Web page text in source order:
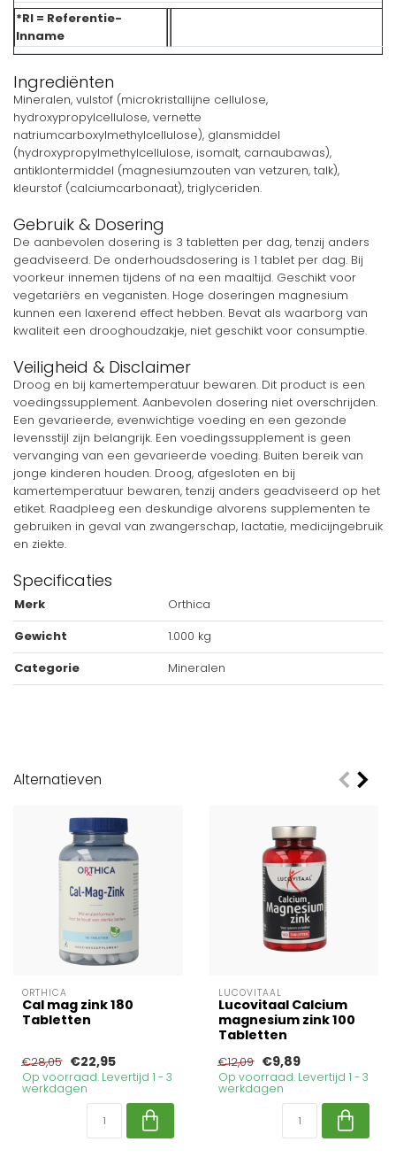
*RI = Referentie-
Inname
Ingrediënten
Mineralen, vulstof (microkristallijne cellulose,
hydroxypropylcellulose, vernette
natriumcarboxylmethylcellulose), glansmiddel
(hydroxypropylmethylcellulose, isomalt, carnaubawas),
antiklontermiddel (magnesiumzouten van vetzuren, talk),
kleurstof (calciumcarbonaat), triglyceriden.
Gebruik & Dosering
De aanbevolen dosering is 3 tabletten per dag, tenzij anders
geadviseerd. De onderhoudsdosering is 1 tablet per dag. Bij
voorkeur innemen tijdens of na een maaltijd. Geschikt voor
vegetariërs en veganisten. Hoge doseringen magnesium
kunnen een laxerend effect hebben. Bevat als waarborg van
kwaliteit een drooghoudzakje, niet geschikt voor consumptie.
Veiligheid & Disclaimer
Droog en bij kamertemperatuur bewaren. Dit product is een
voedingssupplement. Aanbevolen dosering niet overschrijden.
Een gevarieerde, evenwichtige voeding en een gezonde
levensstijl zijn belangrijk. Een voedingssupplement is geen
vervanging van een gevarieerde voeding. Buiten bereik van
jonge kinderen houden. Droog, afgesloten en bij
kamertemperatuur bewaren, tenzij anders geadviseerd op het
etiket. Raadpleeg een deskundige alvorens supplementen te
gebruiken in geval van zwangerschap, lactatie, medicijngebruik
en ziekte.
Specificaties
Merk
Orthica
Gewicht
1.000 kg
Categorie
Mineralen
Alternatieven
ORTHICA
Cal mag zink 180
Tabletten
€28,05 €22,95
Op voorraad. Levertijd 1 - 3
werkdagen
LUCOVITAAL
Lucovitaal Calcium
magnesium zink 100
Tabletten
€12,09 €9,89
Op voorraad. Levertijd 1 - 3
werkdagen